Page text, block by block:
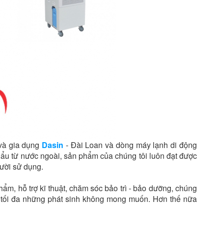
gia dụng Dasin - Đài Loan và dòng máy lạnh di động
từ nước ngoài, sản phẩm của chúng tôi luôn đạt được
sử dụng.
hỗ trợ kĩ thuật, chăm sóc bảo trì - bảo dưỡng, chúng
đa những phát sinh không mong muốn. Hơn thế nữa